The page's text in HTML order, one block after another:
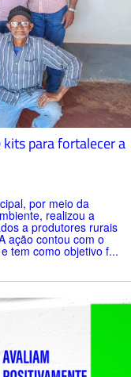
para fortalecer a
por meio da
realizou a
a produtores rurais
ação contou com o
tem como objetivo f...